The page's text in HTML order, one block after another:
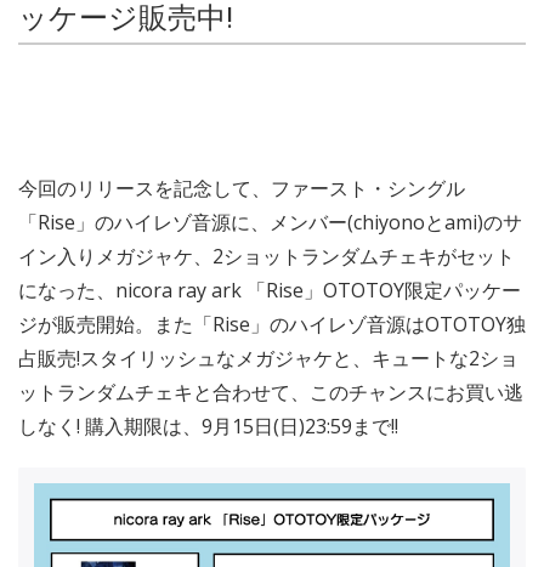
ッケージ販売中!
今回のリリースを記念して、ファースト・シングル
「Rise」のハイレゾ音源に、メンバー(chiyonoとami)のサ
イン入りメガジャケ、2ショットランダムチェキがセット
になった、nicora ray ark 「Rise」OTOTOY限定パッケー
ジが販売開始。また「Rise」のハイレゾ音源はOTOTOY独
占販売!スタイリッシュなメガジャケと、キュートな2ショ
ットランダムチェキと合わせて、このチャンスにお買い逃
しなく! 購入期限は、9月15日(日)23:59まで!!